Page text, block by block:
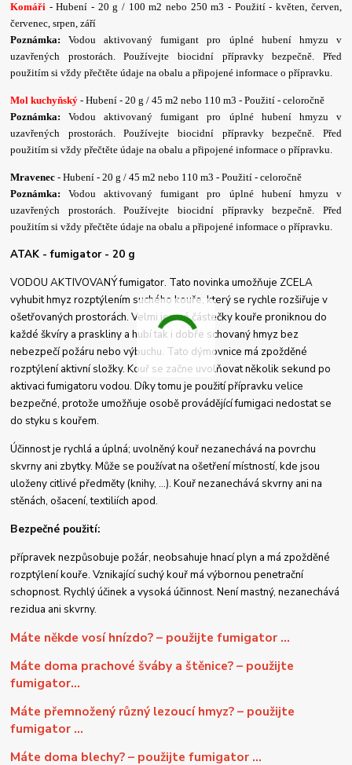
Komáři - Hubení - 20 g / 100 m2 nebo 250 m3 - Použití - květen, červen,
červenec, srpen, září
Poznámka: Vodou aktivovaný fumigant pro úplné hubení hmyzu v
uzavřených prostorách. Používejte biocidní přípravky bezpečně. Před
použitím si vždy přečtěte údaje na obalu a připojené informace o přípravku.
Mol kuchyňský - Hubení - 20 g / 45 m2 nebo 110 m3 - Použití - celoročně
Poznámka: Vodou aktivovaný fumigant pro úplné hubení hmyzu v
uzavřených prostorách. Používejte biocidní přípravky bezpečně. Před
použitím si vždy přečtěte údaje na obalu a připojené informace o přípravku.
Mravenec - Hubení - 20 g / 45 m2 nebo 110 m3 - Použití - celoročně
Poznámka: Vodou aktivovaný fumigant pro úplné hubení hmyzu v
uzavřených prostorách. Používejte biocidní přípravky bezpečně. Před
použitím si vždy přečtěte údaje na obalu a připojené informace o přípravku.
ATAK - fumigator - 20 g
VODOU AKTIVOVANÝ fumigator. Tato novinka umožňuje ZCELA
vyhubit hmyz rozptýlením suchého kouře, který se rychle rozšiřuje v
ošetřovaných prostorách. Velmi jemné částečky kouře proniknou do
každé škvíry a praskliny a hubí tak i dobře schovaný hmyz bez
nebezpečí požáru nebo výbuchu. Tato dýmovnice má zpožděné
rozptýlení aktivní složky. Kouř se začne uvolňovat několik sekund po
aktivaci fumigatoru vodou. Díky tomu je použití přípravku velice
bezpečné, protože umožňuje osobě provádějící fumigaci nedostat se
do styku s kouřem.
Účinnost je rychlá a úplná; uvolněný kouř nezanechává na povrchu
skvrny ani zbytky. Může se používat na ošetření místností, kde jsou
uloženy citlivé předměty (knihy, ...). Kouř nezanechává skvrny ani na
stěnách, ošacení, textiliích apod.
Bezpečné použití:
přípravek nezpůsobuje požár, neobsahuje hnací plyn a má zpožděné
rozptýlení kouře. Vznikající suchý kouř má výbornou penetrační
schopnost. Rychlý účinek a vysoká účinnost. Není mastný, nezanechává
rezidua ani skvrny.
Máte někde vosí hnízdo? – použijte fumigator ...
Máte doma prachové šváby a štěnice? – použijte
fumigator…
Máte přemnožený různý lezoucí hmyz? – použijte
fumigator ...
Máte doma blechy? – použijte fumigator ...